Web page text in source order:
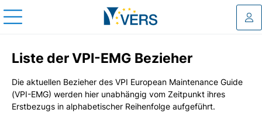
Liste der VPI-EMG Bezieher
Die aktuellen Bezieher des VPI European Maintenance Guide
(VPI-EMG) werden hier unabhängig vom Zeitpunkt ihres
Erstbezugs in alphabetischer Reihenfolge aufgeführt.